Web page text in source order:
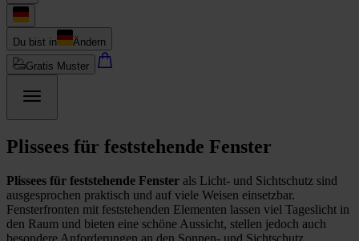
Du bist in
Ändern
Gratis Muster
Plissees für feststehende Fenster
Plissees für feststehende Fenster als Licht- und Sichtschutz sind
ausgesprochen praktisch und auf viele Weisen einsetzbar.
Fensterfronten mit feststehenden Elementen lassen viel Tageslicht in
den Raum und bieten eine schöne Aussicht, stellen jedoch auch
besondere Anforderungen an den Sonnen- und Sichtschutz.